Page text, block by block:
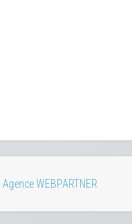
Agence WEBPARTNER